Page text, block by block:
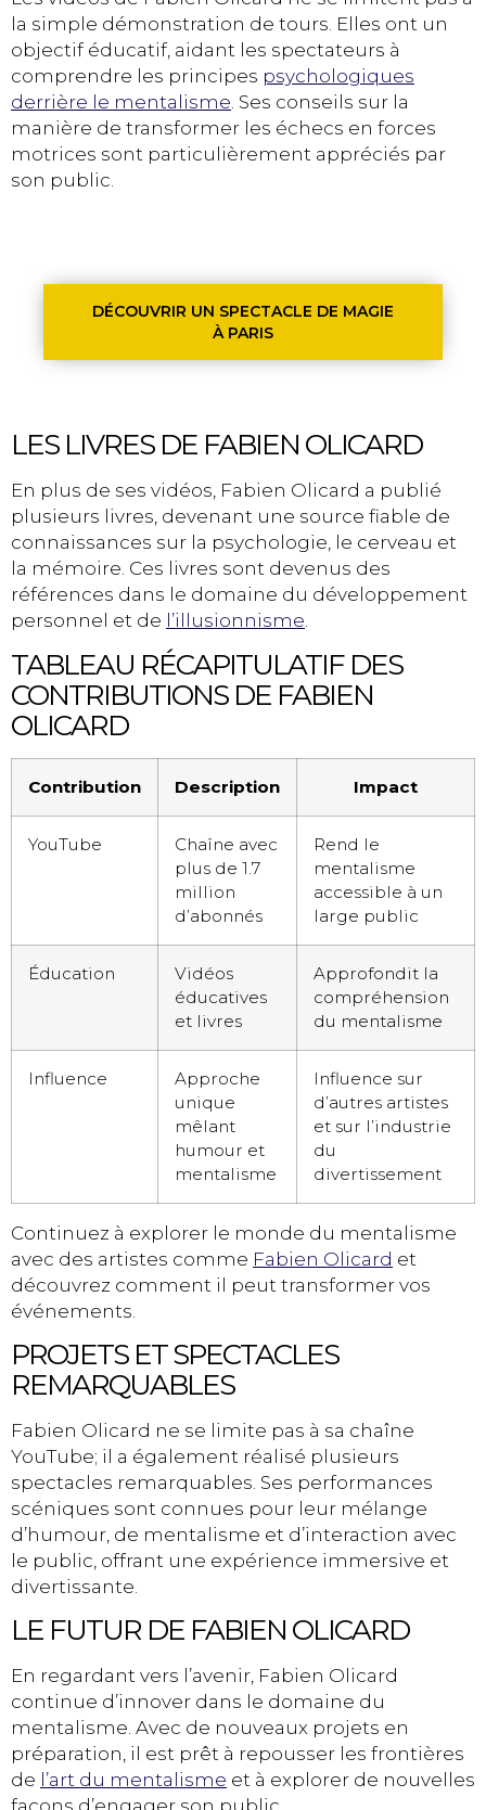
la simple démonstration de tours. Elles ont un
objectif éducatif, aidant les spectateurs à
comprendre les principes psychologiques
derrière le mentalisme . Ses conseils sur la
manière de transformer les échecs en forces
motrices sont particulièrement appréciés par
son public.
DÉCOUVRIR UN SPECTACLE DE MAGIE
À PARIS
LES LIVRES DE FABIEN OLICARD
En plus de ses vidéos, Fabien Olicard a publié
plusieurs livres, devenant une source fiable de
connaissances sur la psychologie, le cerveau et
la mémoire. Ces livres sont devenus des
références dans le domaine du développement
personnel et de l’illusionnisme.
TABLEAU RÉCAPITULATIF DES
CONTRIBUTIONS DE FABIEN
OLICARD
Contribution Description Impact
YouTube
Chaîne avec
plus de 1.7
million
d’abonnés
Rend le
mentalisme
accessible à un
large public
Éducation
Vidéos
éducatives
et livres
Approfondit la
compréhension
du mentalisme
Influence
Approche
unique
mêlant
humour et
mentalisme
Influence sur
d’autres artistes
et sur l’industrie
du
divertissement
Continuez à explorer le monde du mentalisme
avec des artistes comme Fabien Olicard et
découvrez comment il peut transformer vos
événements.
PROJETS ET SPECTACLES
REMARQUABLES
Fabien Olicard ne se limite pas à sa chaîne
YouTube; il a également réalisé plusieurs
spectacles remarquables. Ses performances
scéniques sont connues pour leur mélange
d’humour, de mentalisme et d’interaction avec
le public, offrant une expérience immersive et
divertissante.
LE FUTUR DE FABIEN OLICARD
En regardant vers l’avenir, Fabien Olicard
continue d’innover dans le domaine du
mentalisme. Avec de nouveaux projets en
préparation, il est prêt à repousser les frontières
de l’art du mentalisme et à explorer de nouvelles